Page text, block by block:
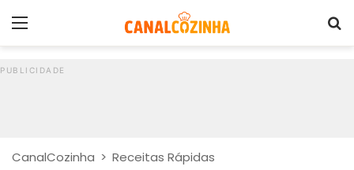
Menu
CanalCozinha > Receitas Rápidas